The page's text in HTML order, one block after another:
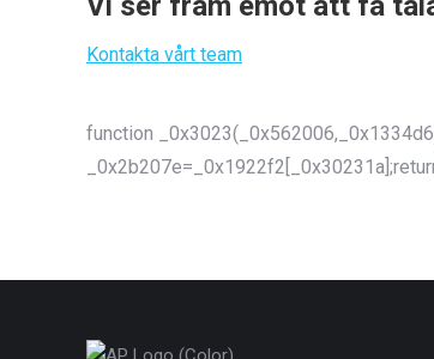
Kontakta vårt team
function